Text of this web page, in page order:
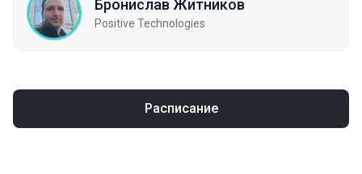
Бронислав Житников
Positive Technologies
Расписание